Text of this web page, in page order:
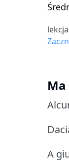
A